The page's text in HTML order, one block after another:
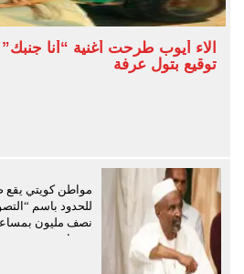
آلاء أيوب طرحت أغنية “أنا
توقيع بتول عرفة
مواطن كويتي يقع
للحدود باسم
نصف مليون
سودانية